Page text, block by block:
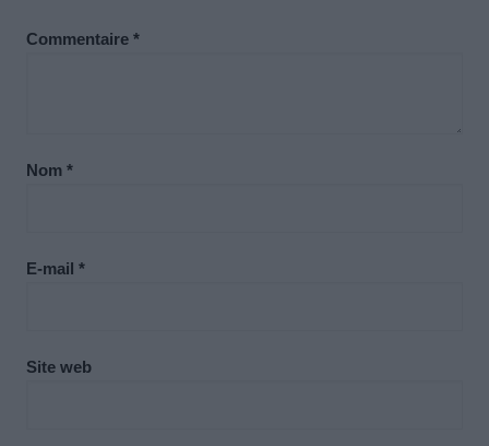
Commentaire *
Nom *
E-mail *
Site web